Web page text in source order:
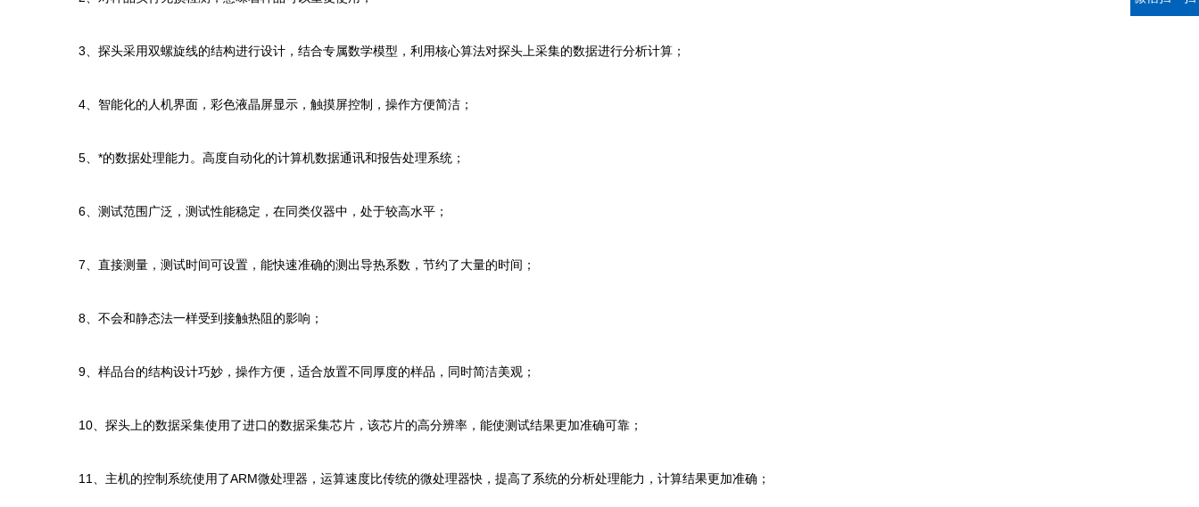
3、探头采用双螺旋线的结构进行设计，结合专属数学模型，利用核心算法对探头上采集的数据进行分析计算；
4、智能化的人机界面，彩色液晶屏显示，触摸屏控制，操作方便简洁；
5、*的数据处理能力。高度自动化的计算机数据通讯和报告处理系统；
6、测试范围广泛，测试性能稳定，在同类仪器中，处于较高水平；
7、直接测量，测试时间可设置，能快速准确的测出导热系数，节约了大量的时间；
8、不会和静态法一样受到接触热阻的影响；
9、样品台的结构设计巧妙，操作方便，适合放置不同厚度的样品，同时简洁美观；
10、探头上的数据采集使用了进口的数据采集芯片，该芯片的高分辨率，能使测试结果更加准确可靠；
11、主机的控制系统使用了ARM微处理器，运算速度比传统的微处理器快，提高了系统的分析处理能力，计算结果更加准确；